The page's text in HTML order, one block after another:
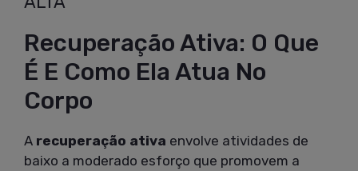
Recuperação Ativa: O Que
É E Como Ela Atua No
Corpo
A recuperação ativa envolve atividades de
baixo a moderado esforço que promovem a